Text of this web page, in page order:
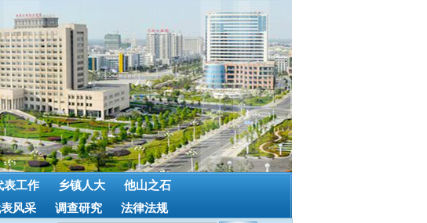
表工作 乡镇人大
他山之石
风采 调查研究 法律法规